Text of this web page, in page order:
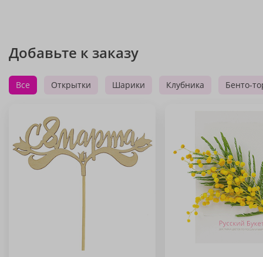
Добавьте к заказу
Все Открытки Шарики Клубника Бенто-